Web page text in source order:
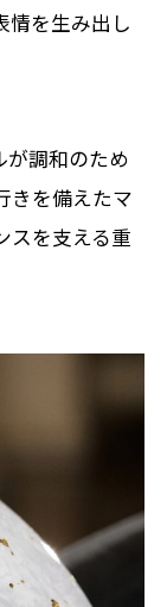
情を生み出し
が調和のため
きを備えたマ
スを支える重